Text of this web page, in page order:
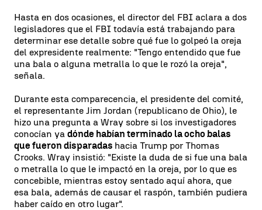
Hasta en dos ocasiones, el director del FBI aclara a dos
legisladores que el FBI todavía está trabajando para
determinar ese detalle sobre qué fue lo golpeó la oreja
del expresidente realmente: "Tengo entendido que fue
una bala o alguna metralla lo que le rozó la oreja",
señala.
Durante esta comparecencia, el presidente del comité,
el representante Jim Jordan (republicano de Ohio), le
hizo una pregunta a Wray sobre si los investigadores
conocían ya dónde habían terminado la ocho balas
que fueron disparadas hacia Trump por Thomas
Crooks. Wray insistió: "Existe la duda de si fue una bala
o metralla lo que le impactó en la oreja, por lo que es
concebible, mientras estoy sentado aquí ahora, que
esa bala, además de causar el raspón, también pudiera
haber caído en otro lugar".